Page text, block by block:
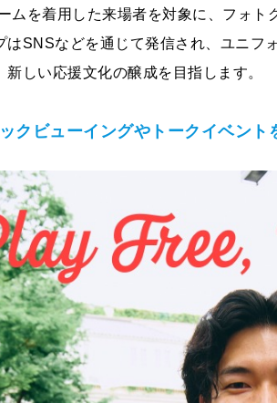
ムを着用した来場者を対象に、フォ
はSNSなどを通じて発信され、ユニフ
しい応援文化の醸成を目指します。
クビューイングやトークイベント